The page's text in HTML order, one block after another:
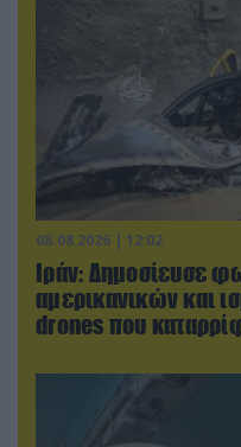
08.08.2026 | 12:02
Ιράν: Δημοσίευσε
αμερικανικών και
drones που